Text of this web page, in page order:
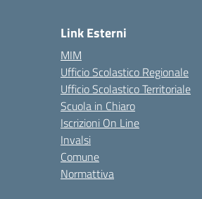
Link Esterni
MIM
Ufficio Scolastico Regionale
Ufficio Scolastico Territoriale
Scuola in Chiaro
Iscrizioni On Line
Invalsi
Comune
Normattiva